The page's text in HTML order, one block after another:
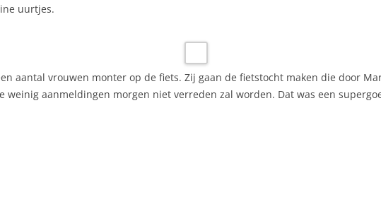
uurtjes.
aantal vrouwen monter op de fiets. Zij gaan de fietstocht maken die door
weinig aanmeldingen morgen niet verreden zal worden. Dat was een